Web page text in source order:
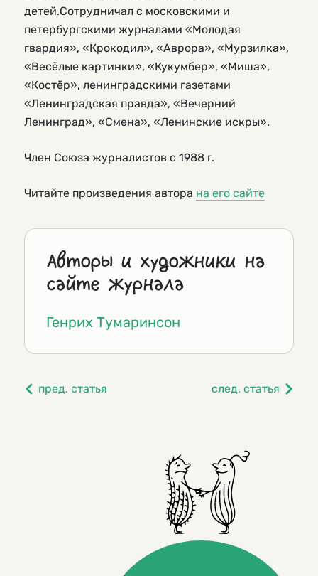
детей.Сотрудничал с московскими и
петербургскими журналами «Молодая
гвардия», «Крокодил», «Аврора», «Мурзилка»,
«Весёлые картинки», «Кукумбер», «Миша»,
«Костёр», ленинградскими газетами
«Ленинградская правда», «Вечерний
Ленинград», «Смена», «Ленинские искры».
Член Союза журналистов с 1988 г.
Читайте произведения автора на его сайте
Авторы и художники на
сайте журнала
Генрих Тумаринсон
пред. статья след. статья